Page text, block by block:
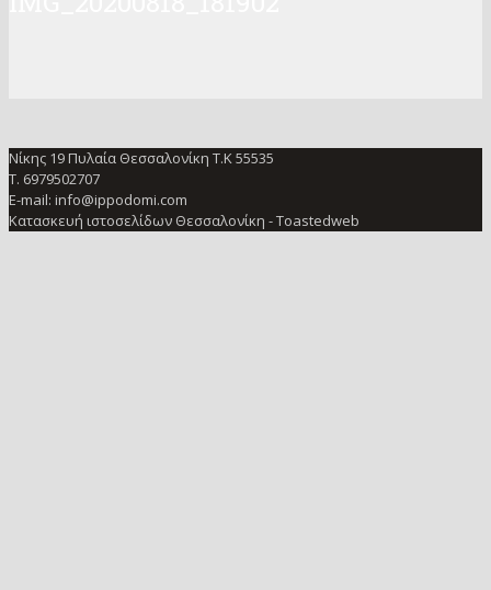
Νίκης 19 Πυλαία Θεσσαλονίκη Τ.Κ 55535
Τ. 6979502707
E-mail: info@ippodomi.com
Κατασκευή ιστοσελίδων Θεσσαλονίκη - Toastedweb